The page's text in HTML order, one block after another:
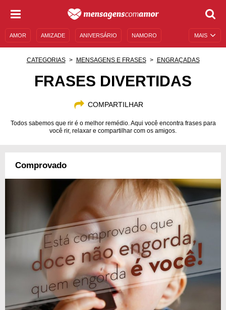
MAIS
AMOR AMIZADE ANIVERSÁRIO NAMORO
CATEGORIAS MENSAGENS E FRASES ENGRAÇADAS
FRASES DIVERTIDAS
COMPARTILHAR
Todos sabemos que rir é o melhor remédio. Aqui você encontra frases para
você rir, relaxar e compartilhar com os amigos.
Comprovado